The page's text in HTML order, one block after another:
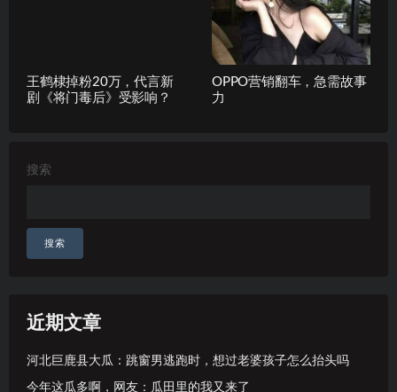
王鹤棣掉粉20万，代言新
剧《将门毒后》受影响？
OPPO营销翻车，急需故事
力
搜索
搜索
近期文章
河北巨鹿县大瓜：跳窗男逃跑时，想过老婆孩子怎么抬头吗
今年这瓜多啊，网友：瓜田里的我又来了